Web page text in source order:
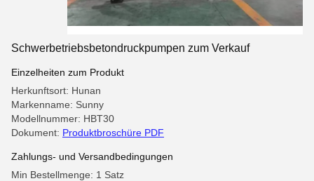
Schwerbetriebsbetondruckpumpen zum Verkauf
Einzelheiten zum Produkt
Herkunftsort: Hunan
Markenname: Sunny
Modellnummer: HBT30
Dokument: Produktbroschüre PDF
Zahlungs- und Versandbedingungen
Min Bestellmenge: 1 Satz